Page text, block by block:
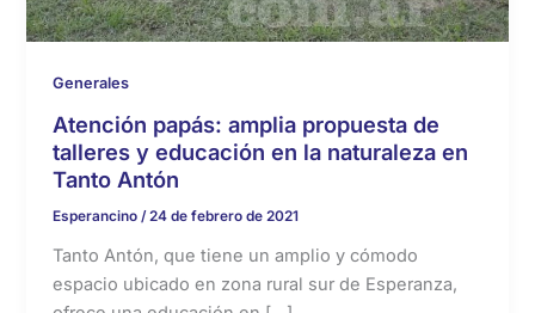
Generales
Atención papás: amplia propuesta de
talleres y educación en la naturaleza en
Tanto Antón
Esperancino /24 de febrero de 2021
Tanto Antón, que tiene un amplio y cómodo
espacio ubicado en zona rural sur de Esperanza,